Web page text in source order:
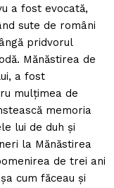
a fost evocată,
sute de români
pridvorul
Mănăstirea de
a fost
mulţimea de
memoria
lui de duh şi
la Mănăstirea
de trei ani
cum făceau şi